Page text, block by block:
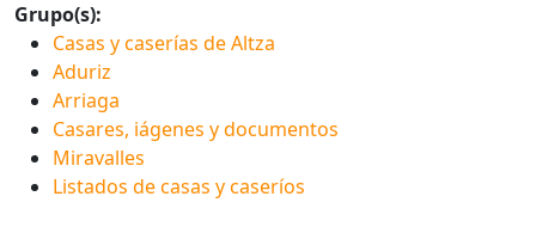
Grupo(s):
Casas y caserías de Altza
Aduriz
Arriaga
Casares, iágenes y documentos
Miravalles
Listados de casas y caseríos